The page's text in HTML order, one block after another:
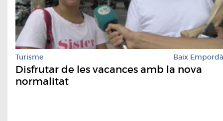
Turisme Baix Empordà
Disfrutar de les vacances amb la nova
normalitat